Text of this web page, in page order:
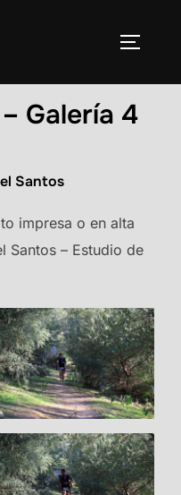
Galería 4
Santos
impresa o en alta
Santos – Estudio de